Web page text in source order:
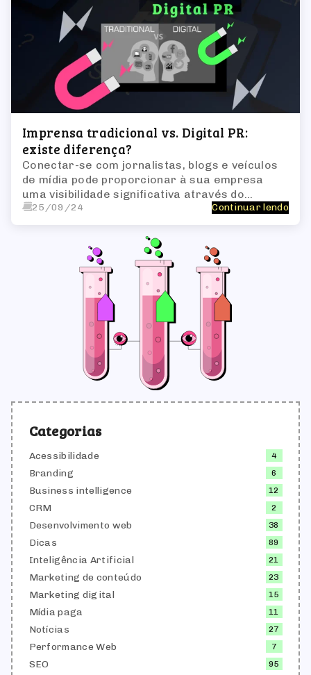
Imprensa tradicional vs. Digital PR:
existe diferença?
Conectar-se com jornalistas, blogs e veículos
de mídia pode proporcionar à sua empresa
uma visibilidade significativa através do
tráfego de referência e gerar backlinks
25/09/24 Continuar lendo
Categorias
Acessibilidade 4
Branding 6
Business intelligence 12
CRM 2
Desenvolvimento web 38
Dicas 89
Inteligência Artificial 21
Marketing de conteúdo 23
Marketing digital 15
Mídia paga 11
Notícias 27
Performance Web 7
SEO 95